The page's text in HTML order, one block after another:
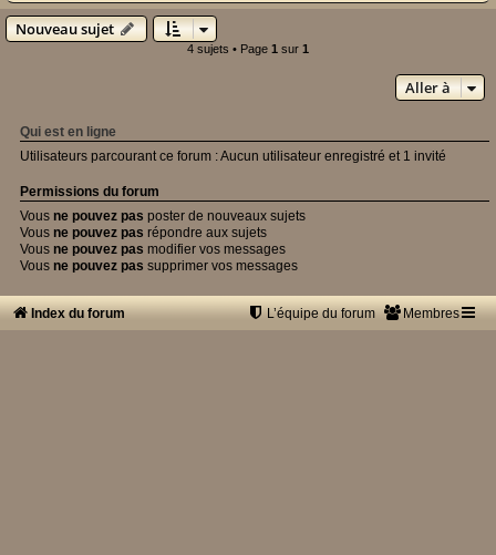
Nouveau sujet
4 sujets • Page 1 sur 1
Aller à
Qui est en ligne
Utilisateurs parcourant ce forum : Aucun utilisateur enregistré et 1 invité
Permissions du forum
Vous ne pouvez pas poster de nouveaux sujets
Vous ne pouvez pas répondre aux sujets
Vous ne pouvez pas modifier vos messages
Vous ne pouvez pas supprimer vos messages
Index du forum Membres
L’équipe du forum